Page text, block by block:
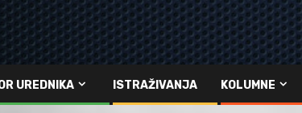
UREDNIKA ISTRAŽIVANJA KOLUMNE